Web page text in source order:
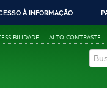
À INFORMAÇÃO
ALTO CONTRASTE